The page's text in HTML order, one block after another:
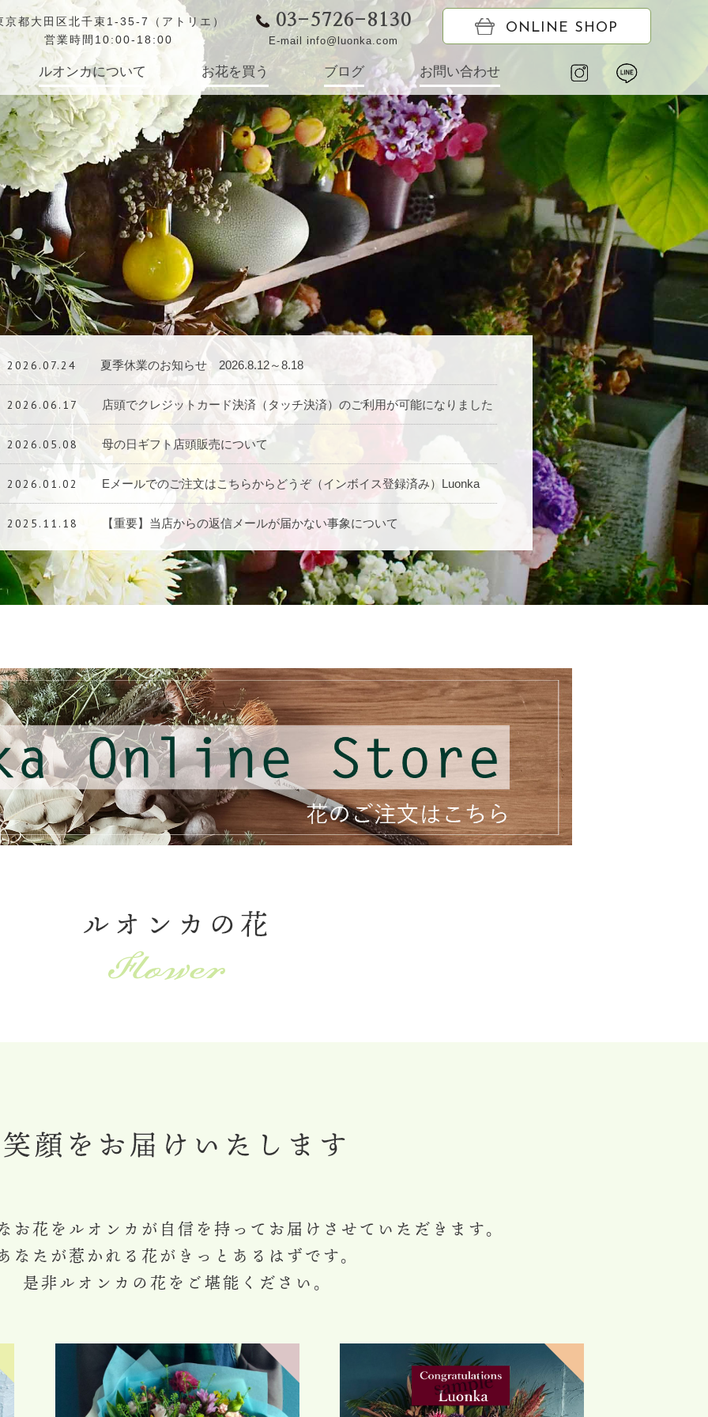
京都大田区北千束1-35-7（アトリエ）
営業時間10:00-18:00
03-5726-8130
E-mail info@luonka.com
ONLINE SHOP
ルオンカについて お花を買う ブログ お問い合わせ
2026.07.24 夏季休業のお知らせ 2026.8.12～8.18
2026.06.17 店頭でクレジットカード決済（タッチ決済）のご利用が可能になりました
2026.05.08 母の日ギフト店頭販売について
2026.01.02 Eメールでのご注文はこちらからどうぞ（インボイス登録済み）Luonka
2025.11.18 【重要】当店からの返信メールが届かない事象について
ルオンカの花
笑顔をお届けいたします
お花をルオンカが自信を持ってお届けさせていただきます。
なたが惹かれる花がきっとあるはずです。
是非ルオンカの花をご堪能ください。